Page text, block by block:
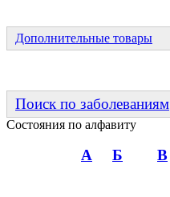
Дополнительные товары
Поиск по заболеваниям
Состояния по алфавиту
А Б В